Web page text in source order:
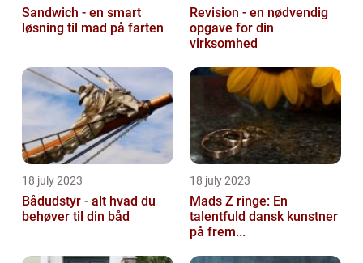
Sandwich - en smart
løsning til mad på farten
Revision - en nødvendig
opgave for din
virksomhed
18 july 2023
Bådudstyr - alt hvad du
behøver til din båd
18 july 2023
Mads Z ringe: En
talentfuld dansk kunstner
på frem...